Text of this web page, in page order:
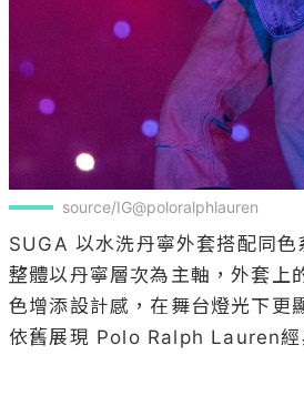
source/IG@poloralphlauren
SUGA 以水洗丹寧外套搭配同色
整體以丹寧層次為主軸，外套上
色增添設計感，在舞台燈光下更
依舊展現 Polo Ralph Lauren經